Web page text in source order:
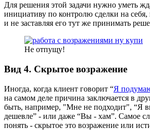
Для решения этой задачи нужно уметь
инициативу по контролю сделки на себя,
и не заставляя его тут же принимать
Не отпущу!
Вид 4. Скрытое возражение
Иногда, когда клиент говорит “Я
на самом деле причина заключается в
быть, например, "Мне не подходит", “Я
дешевле” - или даже “Вы - хам”. Самое
понять - скрытое это возражение или